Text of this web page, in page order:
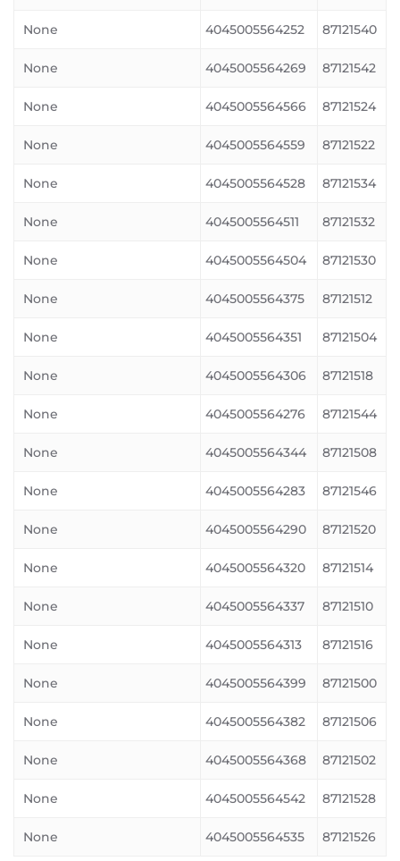
None 4045005564252 87121540
None 4045005564269 87121542
None 4045005564566 87121524
None 4045005564559 87121522
None 4045005564528 87121534
None 4045005564511 87121532
None 4045005564504 87121530
None 4045005564375 87121512
None 4045005564351 87121504
None 4045005564306 87121518
None 4045005564276 87121544
None 4045005564344 87121508
None 4045005564283 87121546
None 4045005564290 87121520
None 4045005564320 87121514
None 4045005564337 87121510
None 4045005564313 87121516
None 4045005564399 87121500
None 4045005564382 87121506
None 4045005564368 87121502
None 4045005564542 87121528
None 4045005564535 87121526